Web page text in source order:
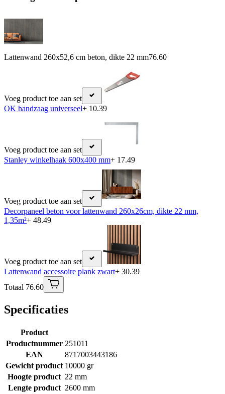
Lattenwand 260x52,6 cm beton, dikte 22 mm76.60
Voeg product toe aan set
OK handzaag universeel+ 10.39
Voeg product toe aan set
Stanley winkelhaak 600x400 mm+ 17.49
Voeg product toe aan set
Decorpaneel beton voor lattenwand 260x26cm, dikte 22 mm,
1,35m²+ 48.49
Voeg product toe aan set
Lattenwand accessoire plank zwart+ 30.39
Totaal 76.60
Specificaties
Product
Productnummer 251011
EAN
8717003443186
Gewicht product 10000 gr
Hoogte product 22 mm
Lengte product 2600 mm